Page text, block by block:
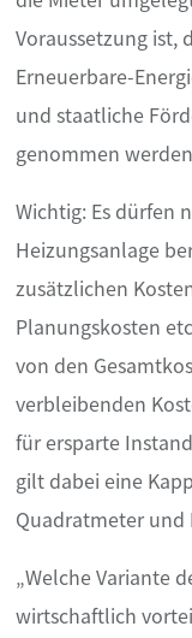
Voraussetzung ist,
Erneuerbare-
und staatliche
genommen
Wichtig: Es dürfen
Heizungsanlage
zusätzlichen
Planungskosten
von den
verbleibenden
für ersparte
gilt dabei eine
Quadratmeter und
„Welche Variante
wirtschaftlich